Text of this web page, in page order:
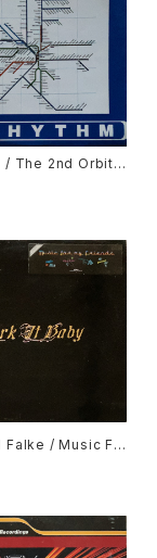
/ The 2nd Orbit
- Log Island (Pl
Records) (PR
Falke / Music Fo
(Work It Baby)